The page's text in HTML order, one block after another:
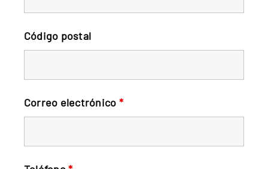
Código postal
Correo electrónico *